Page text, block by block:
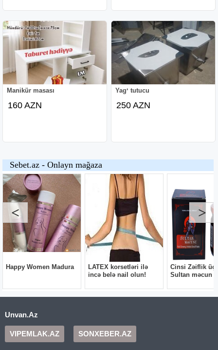
Manikür masası
160 AZN
Yagʻ tutucu
250 AZN
Unvan.Az
VIPEMLAK.AZ SONXEBER.AZ